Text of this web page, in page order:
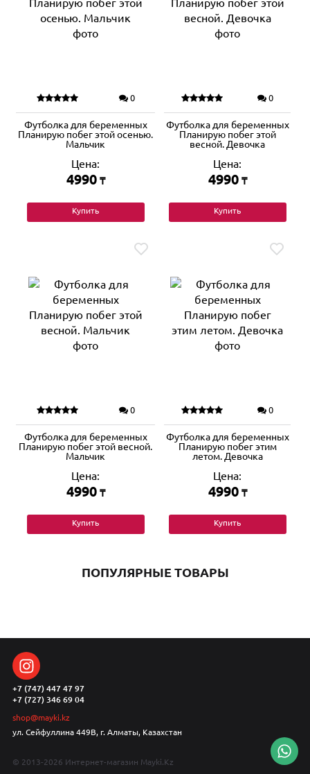
0
Футболка для беременных
Планирую побег этой осенью.
Мальчик
Цена:
4990 ₸
Купить
0
Футболка для беременных
Планирую побег этой
весной. Девочка
Цена:
4990 ₸
Купить
0
Футболка для беременных
Планирую побег этой весной.
Мальчик
Цена:
4990 ₸
Купить
0
Футболка для беременных
Планирую побег этим
летом. Девочка
Цена:
4990 ₸
Купить
ПОПУЛЯРНЫЕ ТОВАРЫ
+7 (747) 447 47 97
+7 (727) 346 69 04
shop@mayki.kz
ул. Сейфуллина 449В, г. Алматы, Казахстан
© 2013-2026 Интернет-магазин Mayki.Kz